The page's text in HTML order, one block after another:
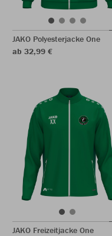
JAKO Polyesterjacke One
ab 32,99 €
JAKO Freizeitjacke One